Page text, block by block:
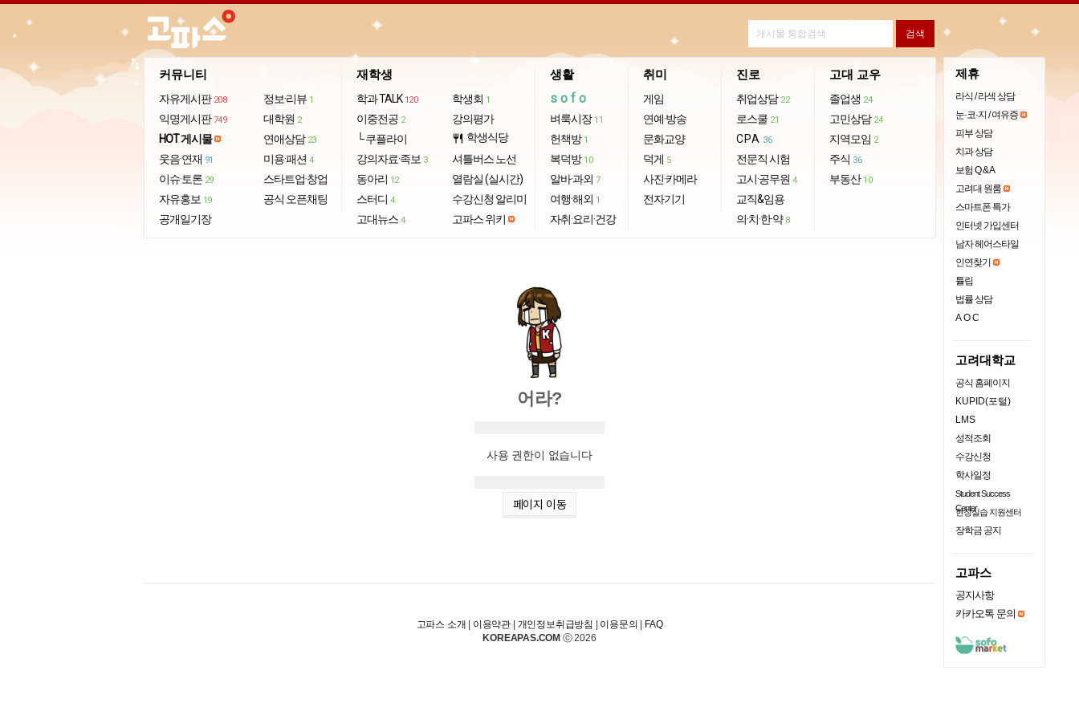
커뮤니티
자유게시판 208
익명게시판 749
HOT 게시물
웃음·연재 91
이슈·토론 29
자유홍보 19
공개일기장
정보·리뷰 1
대학원 2
연애상담 23
미용·패션 4
스타트업·창업
공식 오픈채팅
재학생
학과 TALK 120
이중전공 2
└ 쿠플라이
강의자료·족보 3
동아리 12
스터디 4
고대뉴스 4
학생회 1
강의평가
restaurant 학생식당
셔틀버스 노선
열람실 (실시간)
수강신청 알리미
고파스 위키
생활
sofo
벼룩시장 11
헌책방 1
복덕방 10
알바·과외 7
여행·해외 1
자취·요리·건강
취미
게임
연예·방송
문화교양
덕게 5
사진·카메라
전자기기
진로
취업상담 22
로스쿨 21
CPA 36
전문직 시험
고시·공무원 4
교직&임용
의·치·한·약 8
고대 교우
졸업생 24
고민상담 24
지역모임 2
주식 36
부동산 10
import_export
어라?
사용 권한이 없습니다
페이지 이동
제휴
라식 / 라섹 상담
눈·코·지 / 여유증
피부 상담
치과 상담
보험 Q & A
고려대 원룸
스마트폰 특가
인터넷 가입센터
남자 헤어스타일
인연찾기
튤립
법률 상담
AOC
고려대학교
공식 홈페이지
KUPID(포털)
LMS
성적조회
수강신청
학사일정
Student Success
Center
현장실습 지원센터
장학금 공지
고파스
공지사항
카카오톡 문의
고파스 소개 이용약관 개인정보취급방침 이용문의
FAQ
KOREAPAS.COM ⓒ 2026